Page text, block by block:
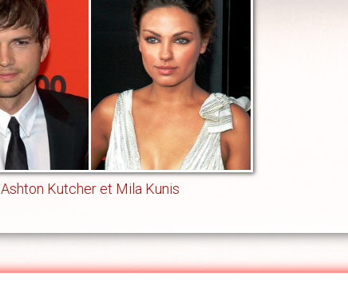
Ashton Kutcher et Mila Kunis